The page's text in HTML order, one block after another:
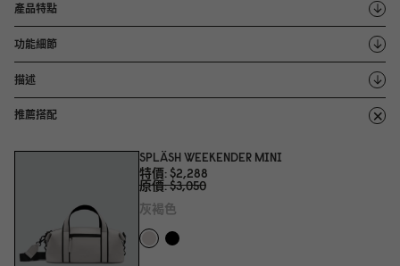
產品特點
功能細節
描述
推薦搭配
SPLÄSH WEEKENDER MINI
特價 $2,288
原價 $3,050
灰褐色